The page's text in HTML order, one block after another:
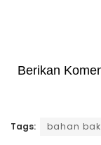
Berikan
Tags: bahan